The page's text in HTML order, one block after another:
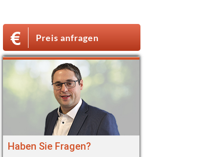
Preis anfragen
Haben Sie Fragen?